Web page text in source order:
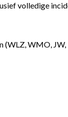
volledige
WMO, JW,